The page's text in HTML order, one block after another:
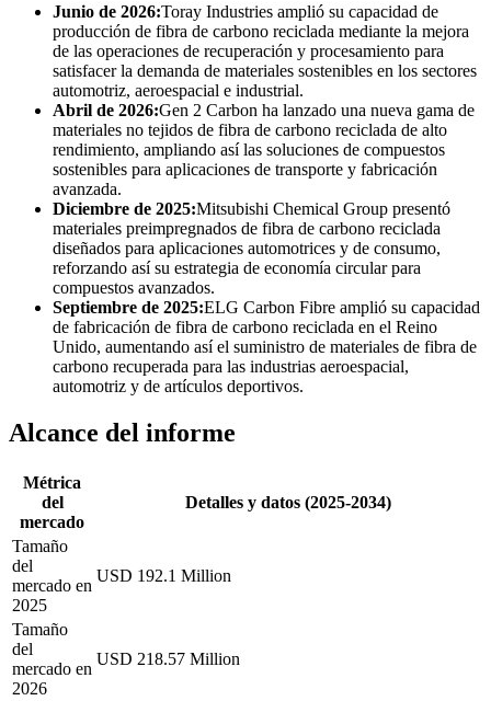
Junio ​​de 2026:Toray Industries amplió su capacidad de
producción de fibra de carbono reciclada mediante la mejora
de las operaciones de recuperación y procesamiento para
satisfacer la demanda de materiales sostenibles en los sectores
automotriz, aeroespacial e industrial.
Abril de 2026:Gen 2 Carbon ha lanzado una nueva gama de
materiales no tejidos de fibra de carbono reciclada de alto
rendimiento, ampliando así las soluciones de compuestos
sostenibles para aplicaciones de transporte y fabricación
avanzada.
Diciembre de 2025:Mitsubishi Chemical Group presentó
materiales preimpregnados de fibra de carbono reciclada
diseñados para aplicaciones automotrices y de consumo,
reforzando así su estrategia de economía circular para
compuestos avanzados.
Septiembre de 2025:ELG Carbon Fibre amplió su capacidad
de fabricación de fibra de carbono reciclada en el Reino
Unido, aumentando así el suministro de materiales de fibra de
carbono recuperada para las industrias aeroespacial,
automotriz y de artículos deportivos.
Alcance del informe
Métrica
del
mercado
Detalles y datos (2025-2034)
Tamaño
del
mercado en
2025
USD 192.1 Million
Tamaño
del
mercado en
2026
USD 218.57 Million